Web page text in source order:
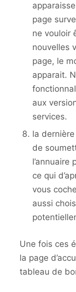
page
ne vouloir
nouvelles
page, le
apparait.
aux
services.
la
de
l’annuaire
ce qui
vous
aussi
Une fois ces
la page
tableau de